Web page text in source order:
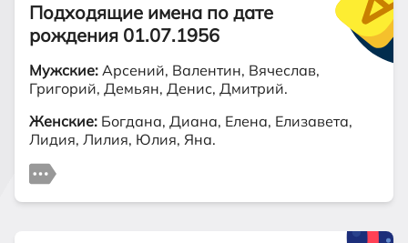
Подходящие имена по дате
рождения 01.07.1956
Мужские: Арсений, Валентин, Вячеслав,
Григорий, Демьян, Денис, Дмитрий.
Женские: Богдана, Диана, Елена, Елизавета,
Лидия, Лилия, Юлия, Яна.